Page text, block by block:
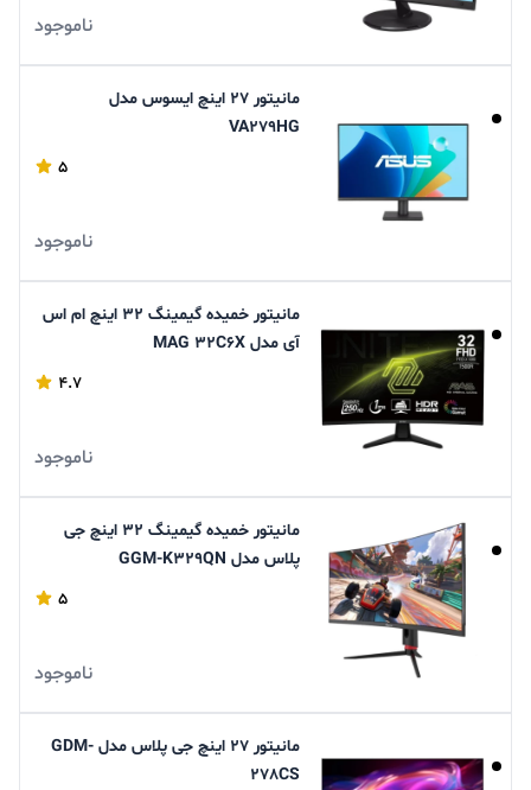
ناموجود
مانیتور 27 اینچ ایسوس مدل
VA279HG
5
ناموجود
مانیتور خمیده گیمینگ 32 اینچ ام اس
آی مدل MAG 32C6X
4.7
ناموجود
مانیتور خمیده گیمینگ 32 اینچ جی
پلاس مدل GGM-K329QN
5
ناموجود
مانیتور 27 اینچ جی پلاس مدل GDM-
278CS